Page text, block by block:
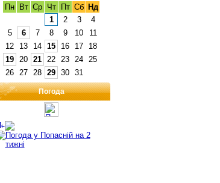
Пн
Вт Ср Чт Пт Сб Нд
1
2 3
4
5
6 7 8 9 10
11
12
13 14 15 16 17
18
19 20 21 22 23 24 25
26 27 28 29 30 31
Погода